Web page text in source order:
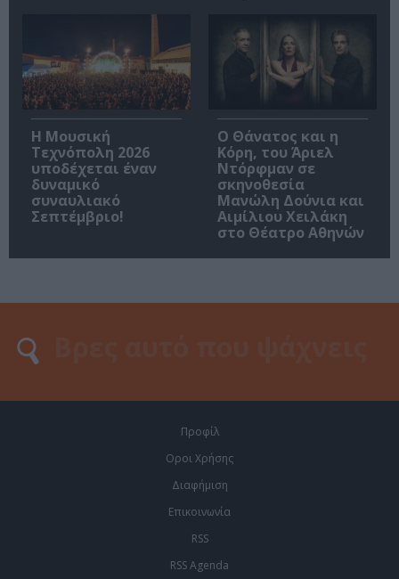
Η Μουσική
Τεχνόπολη 2026
υποδέχεται έναν
δυναμικό
συναυλιακό
Σεπτέμβριο!
Ο Θάνατος και η
Κόρη, του Άριελ
Ντόρφμαν σε
σκηνοθεσία
Μανώλη Δούνια και
Αιμίλιου Χειλάκη
στο Θέατρο Αθηνών
Προφίλ
Οροι Χρήσης
Διαφήμιση
Επικοινωνία
RSS
RSS Agenda